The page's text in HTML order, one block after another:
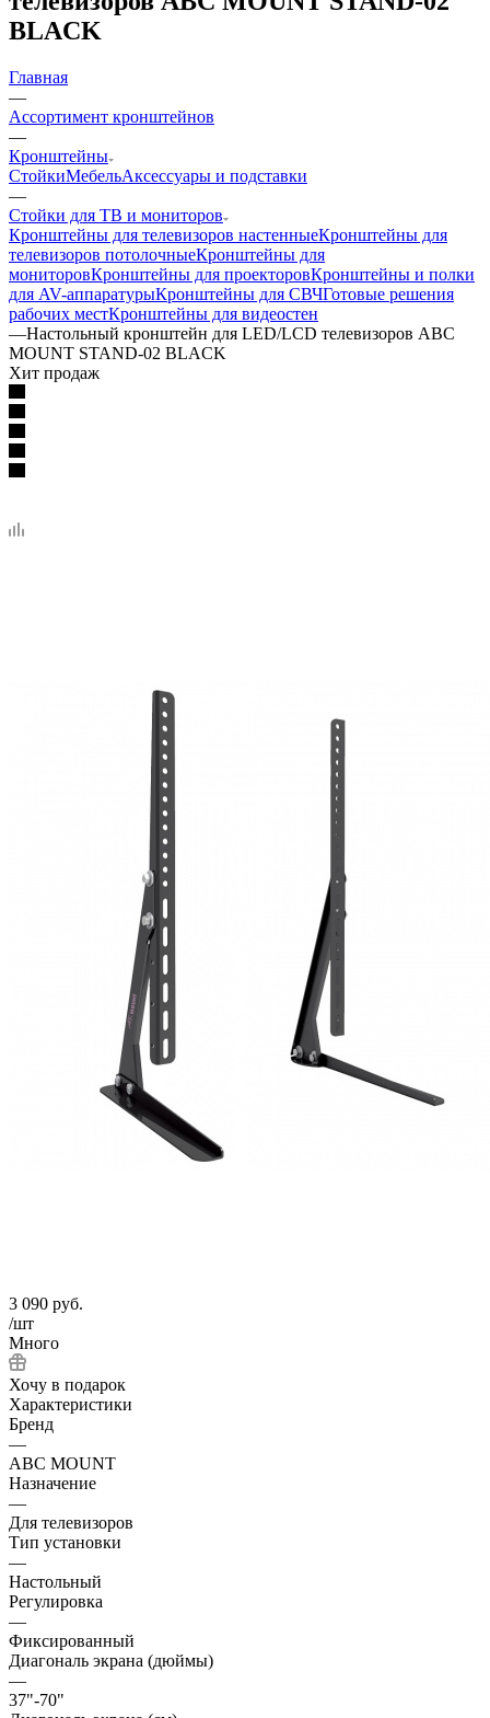
BLACK
Главная
—
Ассортимент кронштейнов
—
Кронштейны
СтойкиМебельАксессуары и подставки
—
Стойки для ТВ и мониторов
Кронштейны для телевизоров настенныеКронштейны для
телевизоров потолочныеКронштейны для
мониторовКронштейны для проекторовКронштейны и полки
для AV-аппаратурыКронштейны для СВЧГотовые решения
рабочих местКронштейны для видеостен
—Настольный кронштейн для LED/LCD телевизоров ABC
MOUNT STAND-02 BLACK
Хит продаж
3 090 руб.
/шт
Много
Хочу в подарок
Характеристики
Бренд
—
ABC MOUNT
Назначение
—
Для телевизоров
Тип установки
—
Настольный
Регулировка
—
Фиксированный
Диагональ экрана (дюймы)
—
37"-70"